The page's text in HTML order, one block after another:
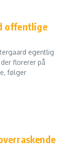
offentlige
egentlig
florerer på
følger